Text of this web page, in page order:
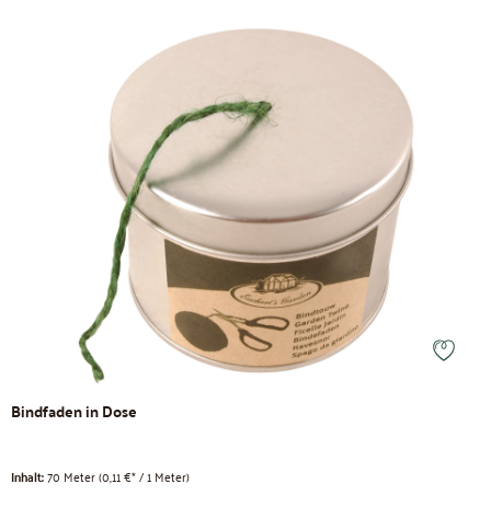
Bindfaden in Dose
Inhalt:70 Meter(0,11 €* / 1 Meter)